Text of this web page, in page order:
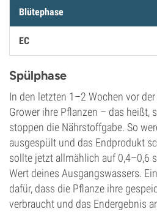
Blütephase
EC
Spülphase
In den letzten 1–2 Wochen vor der
Grower ihre Pflanzen – das heißt,
stoppen die Nährstoffgabe. So
ausgespült und das Endprodukt
sollte jetzt allmählich auf 0,4–0,6
Wert deines Ausgangswassers.
dafür, dass die Pflanze ihre
verbraucht und das Endergebnis